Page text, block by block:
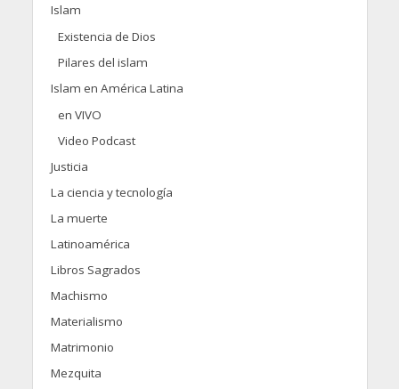
Islam
Existencia de Dios
Pilares del islam
Islam en América Latina
en VIVO
Video Podcast
Justicia
La ciencia y tecnología
La muerte
Latinoamérica
Libros Sagrados
Machismo
Materialismo
Matrimonio
Mezquita